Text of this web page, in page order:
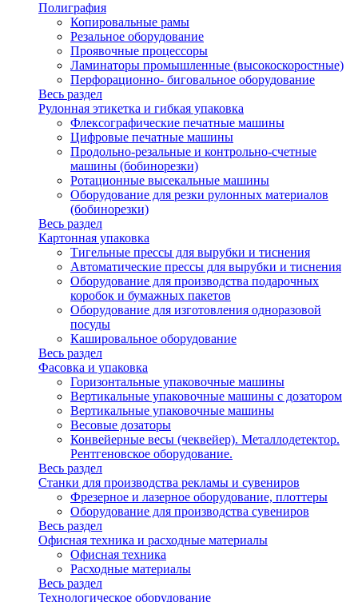
Полиграфия
Копировальные рамы
Резальное оборудование
Проявочные процессоры
Ламинаторы промышленные (высокоскоростные)
Перфорационно- биговальное оборудование
Весь раздел
Рулонная этикетка и гибкая упаковка
Флексографические печатные машины
Цифровые печатные машины
Продольно-резальные и контрольно-счетные
машины (бобинорезки)
Ротационные высекальные машины
Оборудование для резки рулонных материалов
(бобинорезки)
Весь раздел
Картонная упаковка
Тигельные прессы для вырубки и тиснения
Автоматические прессы для вырубки и тиснения
Оборудование для производства подарочных
коробок и бумажных пакетов
Оборудование для изготовления одноразовой
посуды
Кашировальное оборудование
Весь раздел
Фасовка и упаковка
Горизонтальные упаковочные машины
Вертикальные упаковочные машины с дозатором
Вертикальные упаковочные машины
Весовые дозаторы
Конвейерные весы (чеквейер). Металлодетектор.
Рентгеновское оборудование.
Весь раздел
Станки для производства рекламы и сувениров
Фрезерное и лазерное оборудование, плоттеры
Оборудование для производства сувениров
Весь раздел
Офисная техника и расходные материалы
Офисная техника
Расходные материалы
Весь раздел
Технологическое оборудование